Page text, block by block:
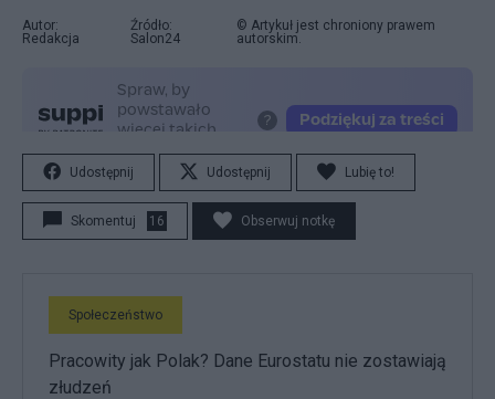
Autor:
Redakcja
Źródło:
Salon24
© Artykuł jest chroniony prawem
autorskim.
Udostępnij Udostępnij Lubię to!
Skomentuj 16 Obserwuj notkę
Społeczeństwo
Pracowity jak Polak? Dane Eurostatu nie zostawiają
złudzeń